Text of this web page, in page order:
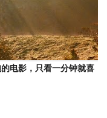
电影，只看一分钟就喜